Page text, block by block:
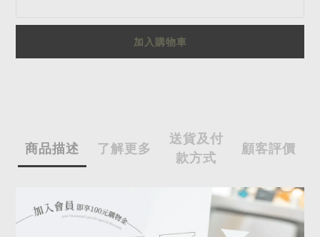
加入購物車
商品描述 了解更多
送貨及付
款方式
顧客評價